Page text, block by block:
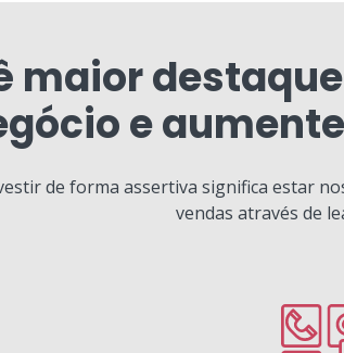
maior
e
de forma assertiva significa estar
vendas através de